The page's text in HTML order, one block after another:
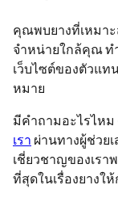
คุณพบยางที่เหมา
จำหน่ายใกล้คุณ ท
เว็บไซต์ของตัวแ
หมาย
มีคำถามอะไรไหม
เรา ผ่านทางผู้ช่วย
เชี่ยวชาญของเรา
ที่สุดในเรื่องยางใ